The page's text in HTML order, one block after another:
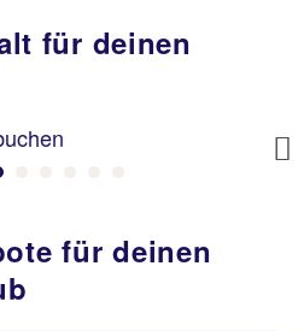
für deinen
für deinen